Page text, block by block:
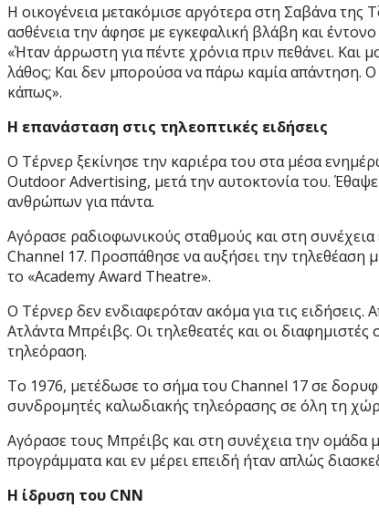
Η οικογένεια μετακόμισε αργότερα στη Σαβάνα
ασθένεια την άφησε με εγκεφαλική βλάβη και
«Ήταν άρρωστη για πέντε χρόνια πριν πεθάνει. Και
λάθος; Και δεν μπορούσα να πάρω καμία απάντηση.
κάπως».
Η επανάσταση στις τηλεοπτικές ειδήσεις
Ο Τέρνερ ξεκίνησε την καριέρα του στα μέσα
Outdoor Advertising, μετά την αυτοκτονία του.
ανθρώπων για πάντα.
Αγόρασε ραδιοφωνικούς σταθμούς και στη
Channel 17. Προσπάθησε να αυξήσει την τηλεθέαση
το «Academy Award Theatre».
Ο Τέρνερ δεν ενδιαφερόταν ακόμα για τις
Ατλάντα Μπρέιβς. Οι τηλεθεατές και οι
τηλεόραση.
Το 1976, μετέδωσε το σήμα του Channel 17 σε
συνδρομητές καλωδιακής τηλεόρασης σε όλη τη
Αγόρασε τους Μπρέιβς και στη συνέχεια την ομάδα
προγράμματα και εν μέρει επειδή ήταν απλώς
Η ίδρυση του CNN